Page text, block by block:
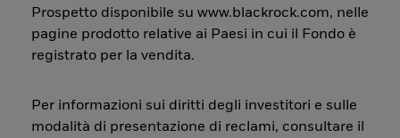
Prospetto disponibile su www.blackrock.com, nelle
pagine prodotto relative ai Paesi in cui il Fondo è
registrato per la vendita.
Per informazioni sui diritti degli investitori e sulle
modalità di presentazione di reclami, consultare il